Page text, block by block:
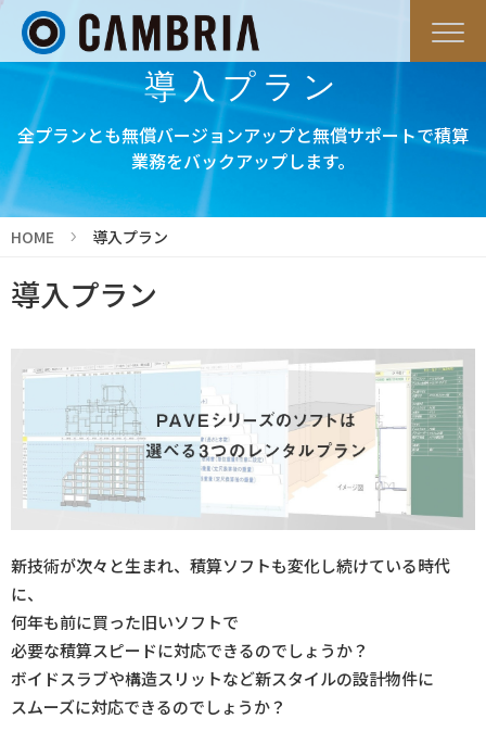
導入プラン
全プランとも無償バージョンアップと無償サポートで積算
業務をバックアップします。
HOME 導入プラン
導入プラン
新技術が次々と生まれ、積算ソフトも変化し続けている時代
に、
何年も前に買った旧いソフトで
必要な積算スピードに対応できるのでしょうか？
ボイドスラブや構造スリットなど新スタイルの設計物件に
スムーズに対応できるのでしょうか？